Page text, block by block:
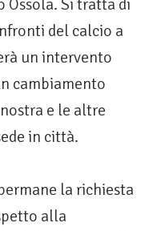
Si tratta di
del calcio a
un intervento
cambiamento
e le altre
in città.
la richiesta
alla